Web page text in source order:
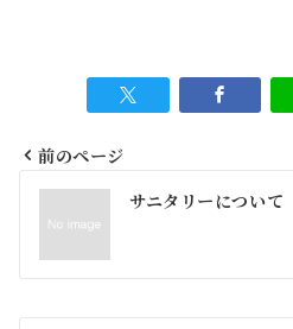
投
ナ
ビ
前のページ
サニタリーについて